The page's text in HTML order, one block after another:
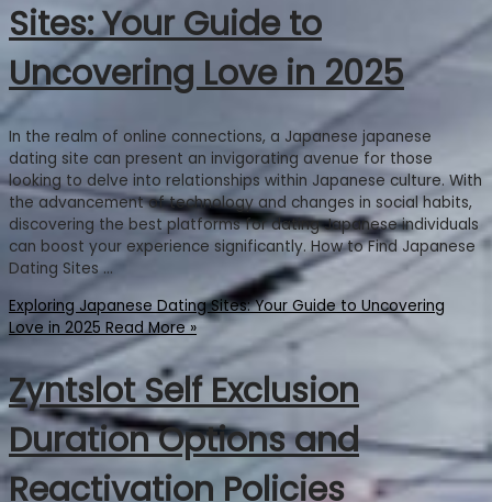
Sites: Your Guide to
Uncovering Love in 2025
In the realm of online connections, a Japanese japanese
dating site can present an invigorating avenue for those
looking to delve into relationships within Japanese culture. With
the advancement of technology and changes in social habits,
discovering the best platforms for dating Japanese individuals
can boost your experience significantly. How to Find Japanese
Dating Sites …
Exploring Japanese Dating Sites: Your Guide to Uncovering
Love in 2025 Read More »
Zyntslot Self Exclusion
Duration Options and
Reactivation Policies